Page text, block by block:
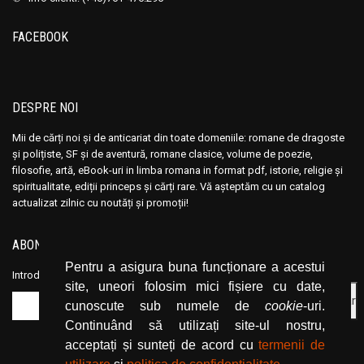
Pentru a asigura buna funcționare a acestui
site, uneori folosim mici fișiere cu date,
cunoscute sub numele de cookie-uri.
Continuând să utilizați site-ul nostru,
acceptați și sunteți de acord cutermenii de
Ana Maria Marin
Anais Nin
Anatolie Panis
Andocide
Andre Bejin
Andre Castelot
Andre Leroi-Gourhan
Andre Malraux
Andre Maurois
Andre Theuriet
Ana Maria Marin
Anais Nin
Anatolie Panis
Andocide
Andre Bejin
Andre Castelot
Andre Leroi-Gourhan
Andre Malraux
Andre Maurois
Andre Theuriet
FACEBOOK
DESPRE NOI
Mii de cărți noi și de anticariat din toate domeniile: romane de dragoste
și polițiste, SF și de aventură, romane clasice, volume de poezie,
filosofie, artă, eBook-uri in limba romana in format pdf, istorie, religie și
spiritualitate, ediții princeps și cărți rare. Vă așteptăm cu un catalog
actualizat zilnic cu noutăți și promoții!
ABONEAZĂ-TE LA NEWSLETTER
Introduceți adresa dvs. de email și dați click pe butonul de abonare.